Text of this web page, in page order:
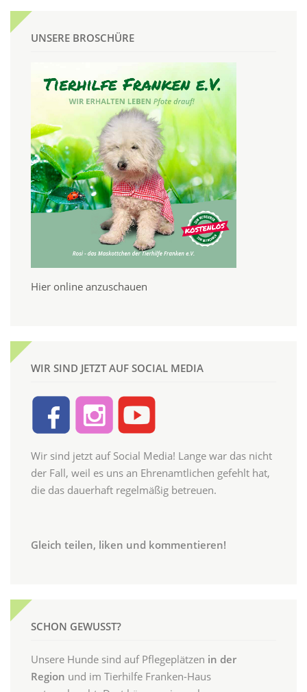
UNSERE BROSCHÜRE
Hier online anzuschauen
WIR SIND JETZT AUF SOCIAL MEDIA
Wir sind jetzt auf Social Media! Lange war das nicht
der Fall, weil es uns an Ehrenamtlichen gefehlt hat,
die das dauerhaft regelmäßig betreuen.
Gleich teilen, liken und kommentieren!
SCHON GEWUSST?
Unsere Hunde sind auf Pflegeplätzen in der
Region und im Tierhilfe Franken-Haus